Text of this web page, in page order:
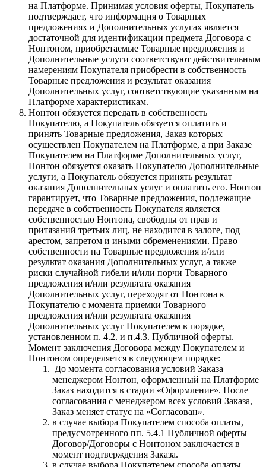
на Платформе. Принимая условия оферты, Покупатель
подтверждает, что информация о Товарных
предложениях и Дополнительных услугах является
достаточной для идентификации предмета Договора с
Нонтоном, приобретаемые Товарные предложения и
Дополнительные услуги соответствуют действительным
намерениям Покупателя приобрести в собственность
Товарные предложения и результат оказания
Дополнительных услуг, соответствующие указанным на
Платформе характеристикам.
Нонтон обязуется передать в собственность
Покупателю, а Покупатель обязуется оплатить и
принять Товарные предложения, Заказ которых
осуществлен Покупателем на Платформе, а при Заказе
Покупателем на Платформе Дополнительных услуг,
Нонтон обязуется оказать Покупателю Дополнительные
услуги, а Покупатель обязуется принять результат
оказания Дополнительных услуг и оплатить его. Нонтон
гарантирует, что Товарные предложения, подлежащие
передаче в собственность Покупателя является
собственностью Нонтона, свободны от прав и
притязаний третьих лиц, не находится в залоге, под
арестом, запретом и иными обременениями. Право
собственности на Товарные предложения и/или
результат оказания Дополнительных услуг, а также
риски случайной гибели и/или порчи Товарного
предложения и/или результата оказания
Дополнительных услуг, переходят от Нонтона к
Покупателю с момента приемки Товарного
предложения и/или результата оказания
Дополнительных услуг Покупателем в порядке,
установленном п. 4.2. и п.4.3. Публичной оферты.
Момент заключения Договора между Покупателем и
Нонтоном определяется в следующем порядке:
До момента согласования условий Заказа
менеджером Нонтон, оформленный на Платформе
Заказ находится в стадии «Оформление». После
согласования с менеджером всех условий Заказа,
Заказ меняет статус на «Согласован».
в случае выбора Покупателем способа оплаты,
предусмотренного пп. 5.4.1 Публичной оферты —
Договор/Договоры с Нонтоном заключается в
момент подтверждения Заказа.